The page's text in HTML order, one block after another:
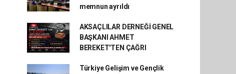
memnun ayrıldı
AKSAÇLILAR DERNEĞİ GENEL
BAŞKANI AHMET
BEREKET'TEN ÇAĞRI
Türkiye Gelişim ve Gençlik